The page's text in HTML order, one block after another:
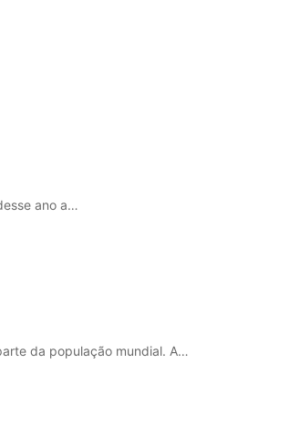
ano a…
da população mundial. A…